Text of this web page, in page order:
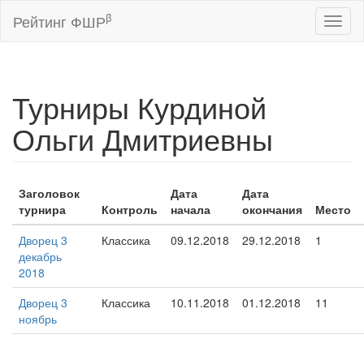
Рейтинг ФШРβ
Турниры Курдиной
Ольги Дмитриевны
Заголовок
турнира
Контроль
Дата
начала
Дата
окончания
Место
Дворец 3
декабрь
2018
Классика 09.12.2018 29.12.2018 1
Дворец 3
ноябрь
Классика 10.11.2018 01.12.2018 11